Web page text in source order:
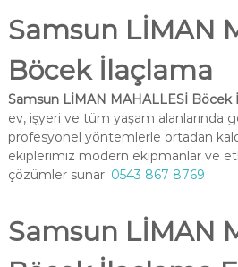
Samsun LİMAN
Böcek İlaçlama
Samsun LİMAN MAHALLESİ Böcek
ev, işyeri ve tüm yaşam alanlarında
profesyonel yöntemlerle ortadan
ekiplerimiz modern ekipmanlar ve
çözümler sunar. 0543 867 8769
Samsun LİMAN